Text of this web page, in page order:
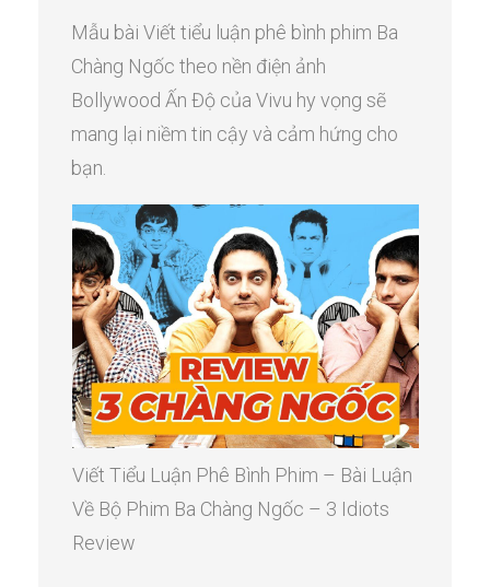
Mẫu bài Viết tiểu luận phê bình phim Ba
Chàng Ngốc theo nền điện ảnh
Bollywood Ấn Độ của Vivu hy vọng sẽ
mang lại niềm tin cậy và cảm hứng cho
bạn.
Viết Tiểu Luận Phê Bình Phim – Bài Luận
Về Bộ Phim Ba Chàng Ngốc – 3 Idiots
Review